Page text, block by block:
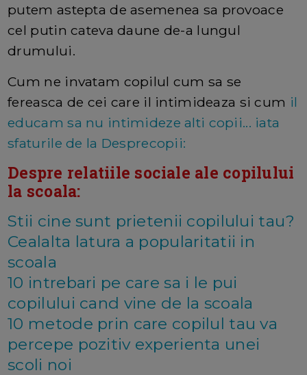
putem astepta de asemenea sa provoace
cel putin cateva daune de-a lungul
drumului.
Cum ne invatam copilul cum sa se
fereasca de cei care il intimideaza si cum il
educam sa nu intimideze alti copii... iata
sfaturile de la Desprecopii:
Despre relatiile sociale ale copilului
la scoala:
Stii cine sunt prietenii copilului tau?
Cealalta latura a popularitatii in
scoala
10 intrebari pe care sa i le pui
copilului cand vine de la scoala
10 metode prin care copilul tau va
percepe pozitiv experienta unei
scoli noi